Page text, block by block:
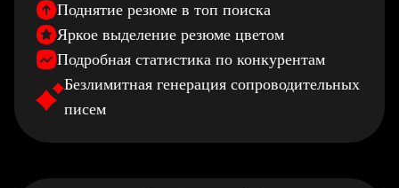
Поднятие резюме в топ поиска
Яркое выделение резюме цветом
Подробная статистика по конкурентам
Безлимитная генерация сопроводительных
писем